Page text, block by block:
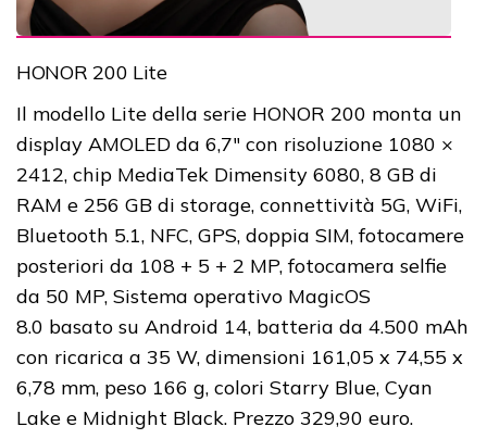
HONOR 200 Lite
Il modello Lite della serie HONOR 200 monta un
display AMOLED da 6,7" con risoluzione 1080 ×
2412, chip MediaTek Dimensity 6080, 8 GB di
RAM e 256 GB di storage, connettività 5G, WiFi,
Bluetooth 5.1, NFC, GPS, doppia SIM, fotocamere
posteriori da 108 + 5 + 2 MP, fotocamera selfie
da 50 MP, Sistema operativo MagicOS
8.0 basato su Android 14, batteria da 4.500 mAh
con ricarica a 35 W, dimensioni 161,05 x 74,55 x
6,78 mm, peso 166 g, colori Starry Blue, Cyan
Lake e Midnight Black. Prezzo 329,90 euro.